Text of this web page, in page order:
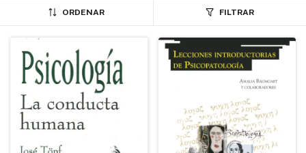
ORDENAR FILTRAR